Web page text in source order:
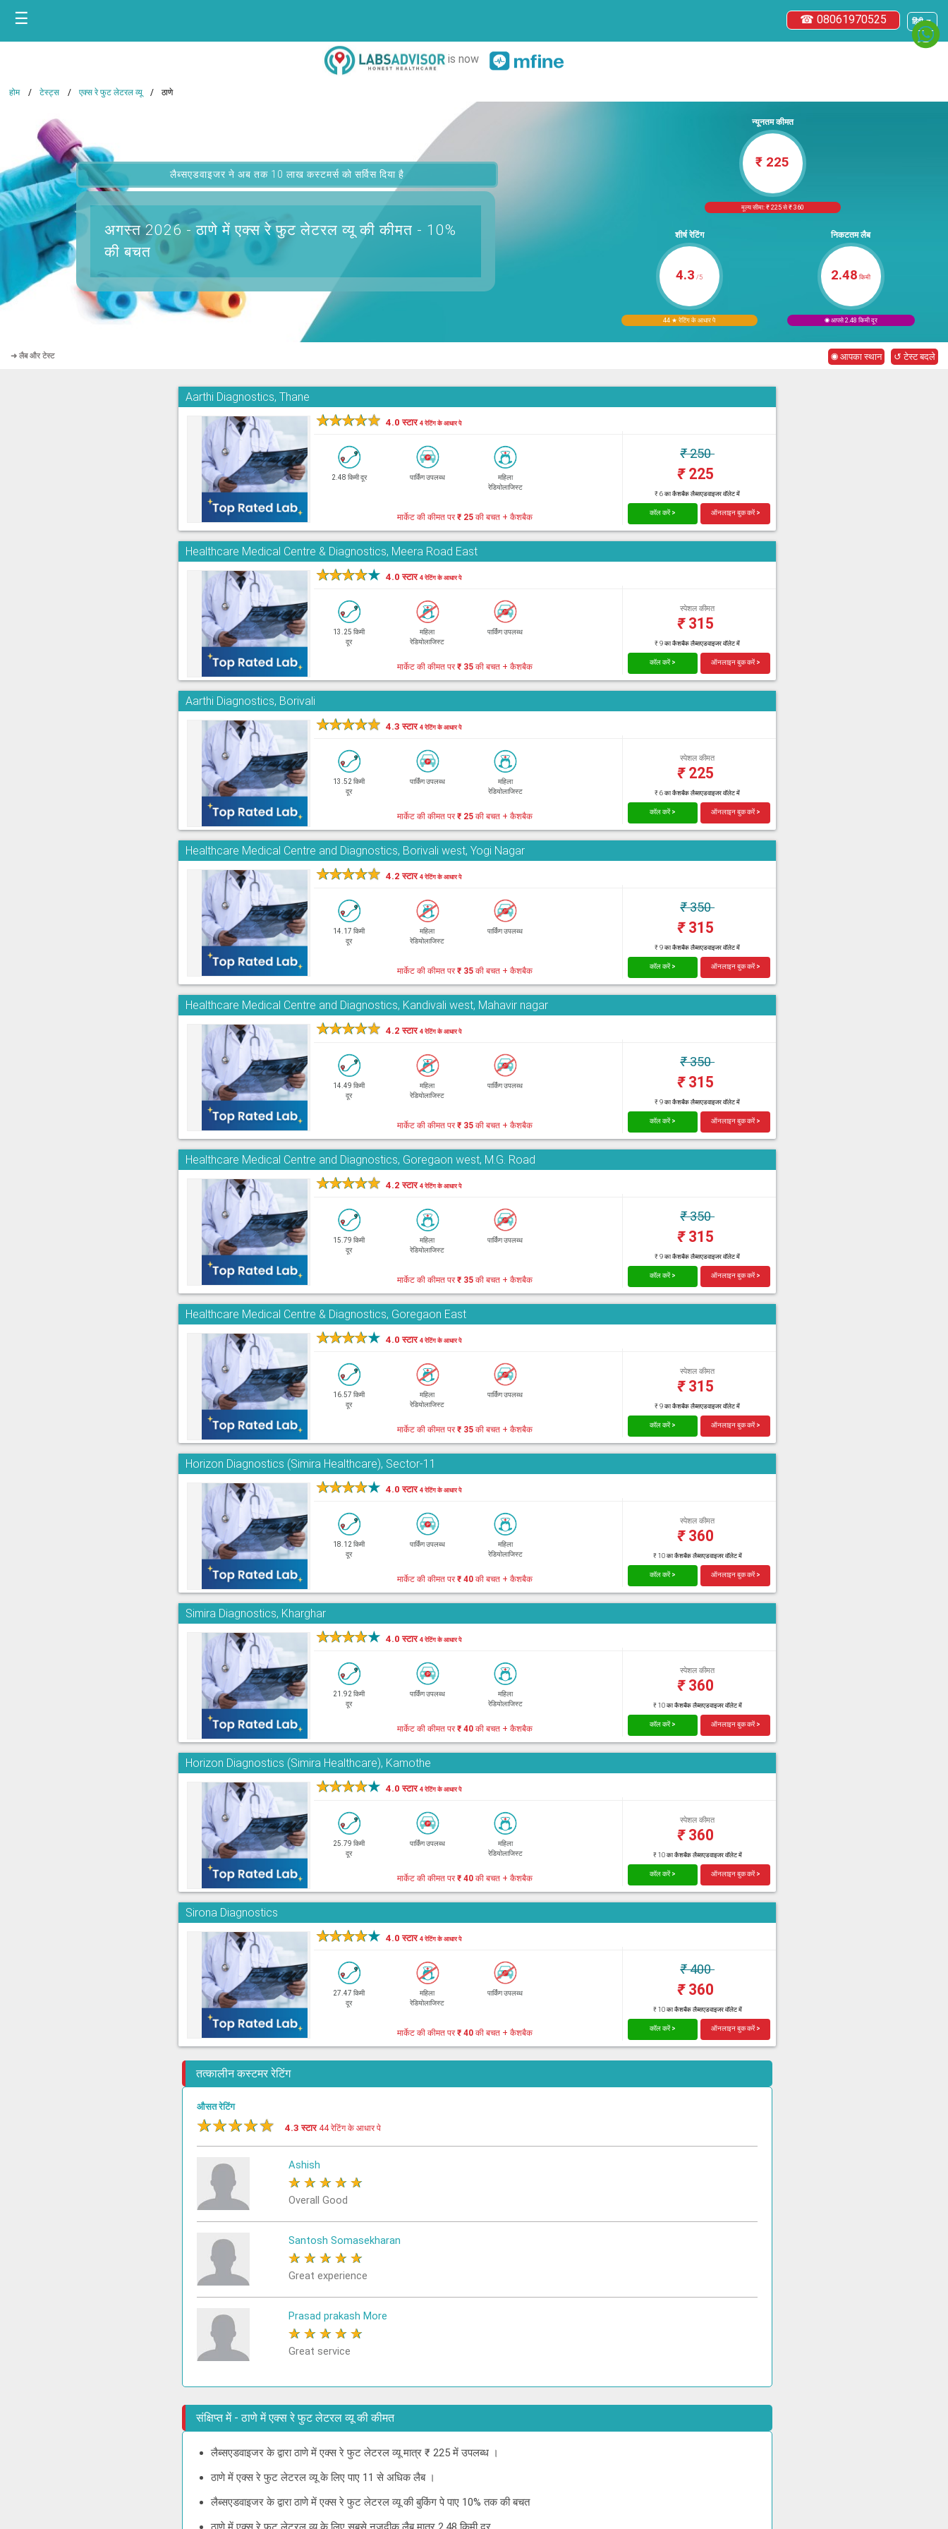
हिंदी ▼
☎ 08061970525
☰
is now
होम टेस्ट्स एक्स रे फुट लेटरल व्यू ठाणे
लैब्सएडवाइजर ने अब तक 10 लाख कस्टमर्स को सर्विस दिया है
अगस्त 2026 -ठाणे में एक्स रे फुट लेटरल व्यू की कीमत - 10%
की बचत
न्यूनतम कीमत
₹ 225
मूल्य सीमा: ₹ 225 से ₹ 360
शीर्ष रेटिंग
4.3 /5
44 ★ रेटिंग के आधार पे
निकटतम लैब
2.48 किमी
◉ आपसे 2.48 किमी दूर
➜ लैब और टेस्ट ◉ आपका स्थान ↺ टेस्ट बदले
Aarthi Diagnostics, Thane
★★★★★ 4.0 स्टार4 रेटिंग के आधार पे
2.48 किमी दूर पार्किंग उपलब्ध
महिला
रेडियोलाजिस्ट
₹250
₹225
₹ 6 का कैशबैक लैब्सएडवाइजर वॉलेट में
मार्केट की कीमत पर₹ 25की बचत + कैशबैक कॉल करें > ऑनलाइन बुक करें >
Healthcare Medical Centre & Diagnostics, Meera Road East
★★★★★ 4.0 स्टार4 रेटिंग के आधार पे
13.25 किमी
दूर
महिला
रेडियोलाजिस्ट
पार्किंग उपलब्ध
स्पेशल कीमत
₹315
₹ 9 का कैशबैक लैब्सएडवाइजर वॉलेट में
मार्केट की कीमत पर₹ 35की बचत + कैशबैक कॉल करें > ऑनलाइन बुक करें >
Aarthi Diagnostics, Borivali
★★★★★ 4.3 स्टार4 रेटिंग के आधार पे
13.52 किमी
दूर
पार्किंग उपलब्ध
महिला
रेडियोलाजिस्ट
स्पेशल कीमत
₹225
₹ 6 का कैशबैक लैब्सएडवाइजर वॉलेट में
मार्केट की कीमत पर₹ 25की बचत + कैशबैक कॉल करें > ऑनलाइन बुक करें >
Healthcare Medical Centre and Diagnostics, Borivali west, Yogi Nagar
★★★★★ 4.2 स्टार4 रेटिंग के आधार पे
14.17 किमी
दूर
महिला
रेडियोलाजिस्ट
पार्किंग उपलब्ध
₹350
₹315
₹ 9 का कैशबैक लैब्सएडवाइजर वॉलेट में
मार्केट की कीमत पर₹ 35की बचत + कैशबैक कॉल करें > ऑनलाइन बुक करें >
Healthcare Medical Centre and Diagnostics, Kandivali west, Mahavir nagar
★★★★★ 4.2 स्टार4 रेटिंग के आधार पे
14.49 किमी
दूर
महिला
रेडियोलाजिस्ट
पार्किंग उपलब्ध
₹350
₹315
₹ 9 का कैशबैक लैब्सएडवाइजर वॉलेट में
मार्केट की कीमत पर₹ 35की बचत + कैशबैक कॉल करें > ऑनलाइन बुक करें >
Healthcare Medical Centre and Diagnostics, Goregaon west, M.G. Road
★★★★★ 4.2 स्टार4 रेटिंग के आधार पे
15.79 किमी
दूर
महिला
रेडियोलाजिस्ट
पार्किंग उपलब्ध
₹350
₹315
₹ 9 का कैशबैक लैब्सएडवाइजर वॉलेट में
मार्केट की कीमत पर₹ 35की बचत + कैशबैक कॉल करें > ऑनलाइन बुक करें >
Healthcare Medical Centre & Diagnostics, Goregaon East
★★★★★ 4.0 स्टार4 रेटिंग के आधार पे
16.57 किमी
दूर
महिला
रेडियोलाजिस्ट
पार्किंग उपलब्ध
स्पेशल कीमत
₹315
₹ 9 का कैशबैक लैब्सएडवाइजर वॉलेट में
मार्केट की कीमत पर₹ 35की बचत + कैशबैक कॉल करें > ऑनलाइन बुक करें >
Horizon Diagnostics (Simira Healthcare), Sector-11
★★★★★ 4.0 स्टार4 रेटिंग के आधार पे
18.12 किमी
दूर
पार्किंग उपलब्ध
महिला
रेडियोलाजिस्ट
स्पेशल कीमत
₹360
₹ 10 का कैशबैक लैब्सएडवाइजर वॉलेट में
मार्केट की कीमत पर₹ 40की बचत + कैशबैक कॉल करें > ऑनलाइन बुक करें >
Simira Diagnostics, Kharghar
★★★★★ 4.0 स्टार4 रेटिंग के आधार पे
21.92 किमी
दूर
पार्किंग उपलब्ध
महिला
रेडियोलाजिस्ट
स्पेशल कीमत
₹360
₹ 10 का कैशबैक लैब्सएडवाइजर वॉलेट में
मार्केट की कीमत पर₹ 40की बचत + कैशबैक कॉल करें > ऑनलाइन बुक करें >
Horizon Diagnostics (Simira Healthcare), Kamothe
★★★★★ 4.0 स्टार4 रेटिंग के आधार पे
25.79 किमी
दूर
पार्किंग उपलब्ध
महिला
रेडियोलाजिस्ट
स्पेशल कीमत
₹360
₹ 10 का कैशबैक लैब्सएडवाइजर वॉलेट में
मार्केट की कीमत पर₹ 40की बचत + कैशबैक कॉल करें > ऑनलाइन बुक करें >
Sirona Diagnostics
★★★★★ 4.0 स्टार4 रेटिंग के आधार पे
27.47 किमी
दूर
महिला
रेडियोलाजिस्ट
पार्किंग उपलब्ध
₹400
₹360
₹ 10 का कैशबैक लैब्सएडवाइजर वॉलेट में
मार्केट की कीमत पर₹ 40की बचत + कैशबैक कॉल करें > ऑनलाइन बुक करें >
तत्कालीन कस्टमर रेटिंग
औसत रेटिंग
★★★★★ 4.3 स्टार 44 रेटिंग के आधार पे
Ashish
★ ★ ★ ★ ★
Overall Good
Santosh Somasekharan
★ ★ ★ ★ ★
Great experience
Prasad prakash More
★ ★ ★ ★ ★
Great service
संक्षिप्त में - ठाणे में एक्स रे फुट लेटरल व्यू की कीमत
लैब्सएडवाइजर के द्वारा ठाणे में एक्स रे फुट लेटरल व्यू मात्र ₹ 225 में उपलब्ध ।
ठाणे में एक्स रे फुट लेटरल व्यू के लिए पाए 11 से अधिक लैब ।
लैब्सएडवाइजर के द्वारा ठाणे में एक्स रे फुट लेटरल व्यू की बुकिंग पे पाए 10% तक की बचत